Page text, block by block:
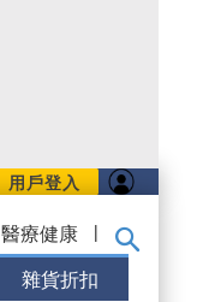
用戶登入
醫療健康 |
雜貨折扣